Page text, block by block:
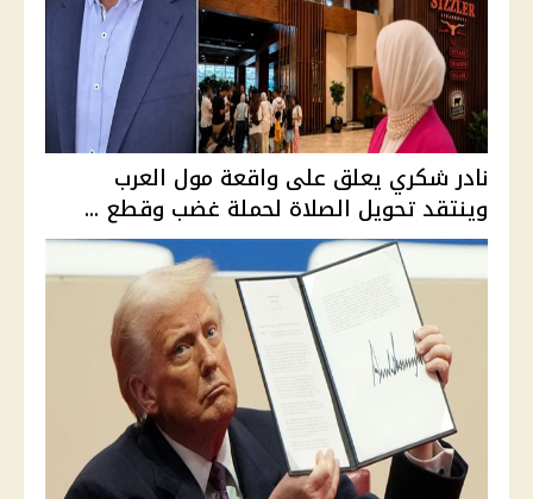
نادر شكري يعلق على واقعة مول العرب
وينتقد تحويل الصلاة لحملة غضب وقطع ...